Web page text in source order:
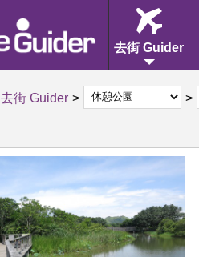
去街 Guider
去街 Guider